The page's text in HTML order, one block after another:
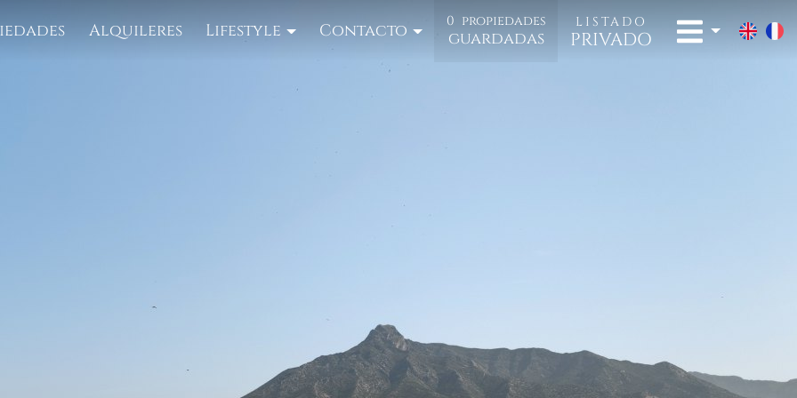
Alquileres Lifestyle Contacto 0 propiedades
guardadas
LISTADO
PRIVADO